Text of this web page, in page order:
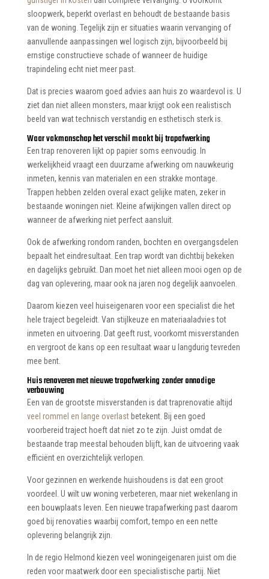
sloopwerk, beperkt overlast en behoudt de bestaande basis
van de woning. Tegelijk zijn er situaties waarin vervanging of
aanvullende aanpassingen wel logisch zijn, bijvoorbeeld bij
ernstige constructieve schade of wanneer de huidige
trapindeling echt niet meer past.
Dat is precies waarom goed advies aan huis zo waardevol is. U
ziet dan niet alleen monsters, maar krijgt ook een realistisch
beeld van wat technisch verstandig en esthetisch sterk is.
Waar vakmanschap het verschil maakt bij trapafwerking
Een trap renoveren lijkt op papier soms eenvoudig. In
werkelijkheid vraagt een duurzame afwerking om nauwkeurig
inmeten, kennis van materialen en een strakke montage.
Trappen hebben zelden overal exact gelijke maten, zeker in
bestaande woningen niet. Kleine afwijkingen vallen direct op
wanneer de afwerking niet perfect aansluit.
Ook de afwerking rondom randen, bochten en overgangsdelen
bepaalt het eindresultaat. Een trap wordt van dichtbij bekeken
en dagelijks gebruikt. Dan moet het niet alleen mooi ogen op de
dag van oplevering, maar ook na jaren nog degelijk aanvoelen.
Daarom kiezen veel huiseigenaren voor een specialist die het
hele traject begeleidt. Van stijlkeuze en materiaaladvies tot
inmeten en uitvoering. Dat geeft rust, voorkomt misverstanden
en vergroot de kans op een resultaat waar u langdurig tevreden
mee bent.
Huis renoveren met nieuwe trapafwerking zonder onnodige
verbouwing
Een van de grootste misverstanden is dat traprenovatie altijd
veel rommel en lange overlastbetekent. Bij een goed
voorbereid traject hoeft dat niet zo te zijn. Juist omdat de
bestaande trap meestal behouden blijft, kan de uitvoering vaak
efficiënt en overzichtelijk verlopen.
Voor gezinnen en werkende huishoudens is dat een groot
voordeel. U wilt uw woning verbeteren, maar niet wekenlang in
een bouwplaats leven. Een nieuwe trapafwerking past daarom
goed bij renovaties waarbij comfort, tempo en een nette
oplevering belangrijk zijn.
In de regio Helmond kiezen veel woningeigenaren juist om die
reden voor maatwerk door een specialistische partij. Niet